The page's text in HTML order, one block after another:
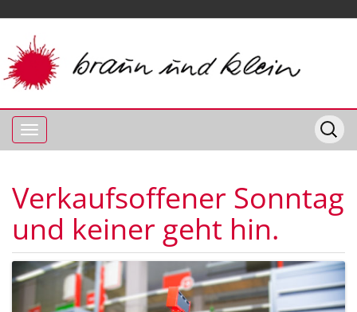
Verkaufsoffener Sonntag
und keiner geht hin.